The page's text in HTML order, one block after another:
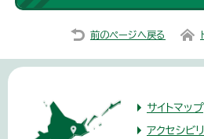
前のページへ戻る
サイトマップ
アクセシビ